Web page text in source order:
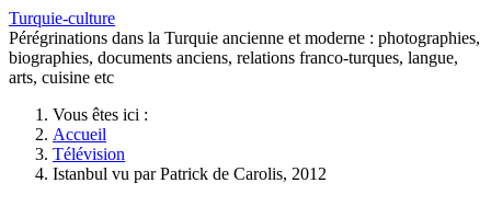
Turquie-culture
Pérégrinations dans la Turquie ancienne et moderne : photographies,
biographies, documents anciens, relations franco-turques, langue,
arts, cuisine etc
Vous êtes ici :
Accueil
Télévision
Istanbul vu par Patrick de Carolis, 2012